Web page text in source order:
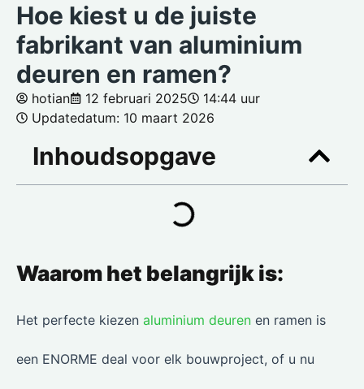
Hoe kiest u de juiste
fabrikant van aluminium
deuren en ramen?
hotian 12 februari 2025
14:44 uur
Updatedatum: 10 maart 2026
Inhoudsopgave
Waarom het belangrijk is:
Het perfecte kiezen aluminium deuren en ramen is
een ENORME deal voor elk bouwproject, of u nu